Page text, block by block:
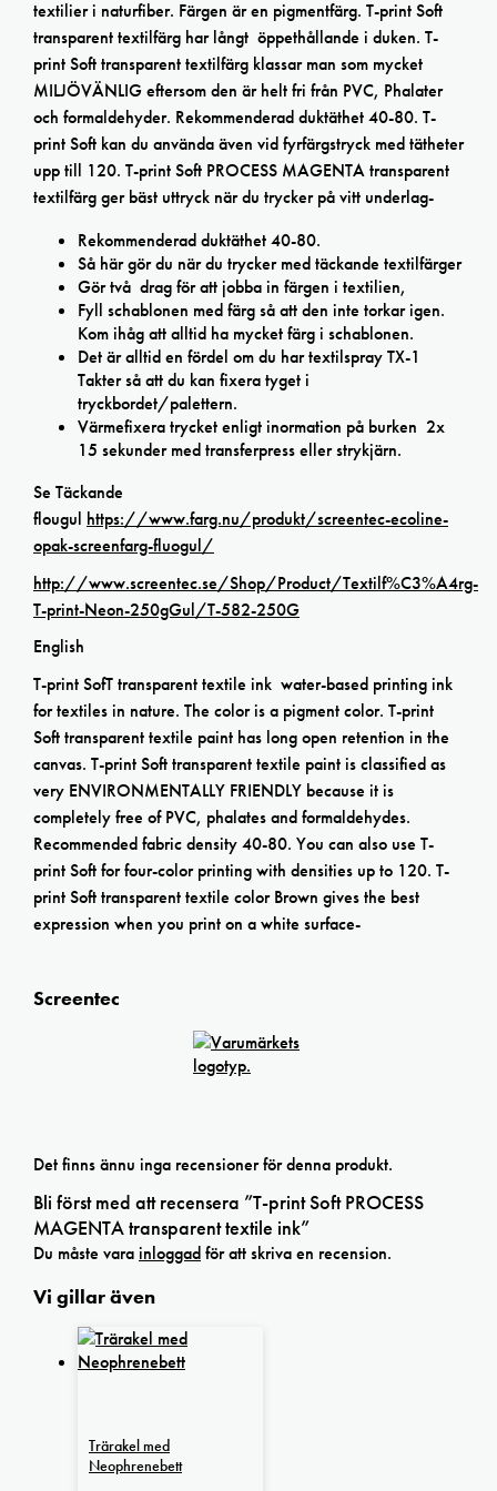
textilier i naturfiber. Färgen är en pigmentfärg. T-print Soft
transparent textilfärg har långt öppethållande i duken. T-
print Soft transparent textilfärg klassar man som mycket
MILJÖVÄNLIG eftersom den är helt fri från PVC, Phalater
och formaldehyder. Rekommenderad duktäthet 40-80. T-
print Soft kan du använda även vid fyrfärgstryck med tätheter
upp till 120. T-print Soft PROCESS MAGENTA transparent
textilfärg ger bäst uttryck när du trycker på vitt underlag-
Rekommenderad duktäthet 40-80.
Så här gör du när du trycker med täckande textilfärger
Gör två drag för att jobba in färgen i textilien,
Fyll schablonen med färg så att den inte torkar igen.
Kom ihåg att alltid ha mycket färg i schablonen.
Det är alltid en fördel om du har textilspray TX-1
Takter så att du kan fixera tyget i
tryckbordet/palettern.
Värmefixera trycket enligt inormation på burken 2x
15 sekunder med transferpress eller strykjärn.
Se Täckande
flougul https://www.farg.nu/produkt/screentec-ecoline-
opak-screenfarg-fluogul/
http://www.screentec.se/Shop/Product/Textilf%C3%A4rg-
T-print-Neon-250gGul/T-582-250G
English
T-print SofT transparent textile ink water-based printing ink
for textiles in nature. The color is a pigment color. T-print
Soft transparent textile paint has long open retention in the
canvas. T-print Soft transparent textile paint is classified as
very ENVIRONMENTALLY FRIENDLY because it is
completely free of PVC, phalates and formaldehydes.
Recommended fabric density 40-80. You can also use T-
print Soft for four-color printing with densities up to 120. T-
print Soft transparent textile color Brown gives the best
expression when you print on a white surface-
Screentec
Det finns ännu inga recensioner för denna produkt.
Bli först med att recensera ”T-print Soft PROCESS
MAGENTA transparent textile ink”
Du måste varainloggadför att skriva en recension.
Vi gillar även
Trärakel med
Neophrenebett